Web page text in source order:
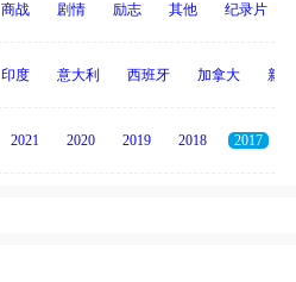
商战 剧情 励志 其他 纪录片
印度 意大利 西班牙 加拿大 新
2021 2020 2019 2018 2017